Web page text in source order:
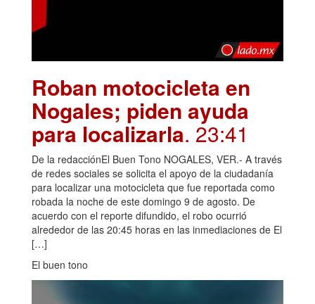
Roban motocicleta en
Nogales; piden ayuda
para localizarla. 23:41
De la redacciónEl Buen Tono NOGALES, VER.- A través
de redes sociales se solicita el apoyo de la ciudadanía
para localizar una motocicleta que fue reportada como
robada la noche de este domingo 9 de agosto. De
acuerdo con el reporte difundido, el robo ocurrió
alrededor de las 20:45 horas en las inmediaciones de El
[…]
El buen tono